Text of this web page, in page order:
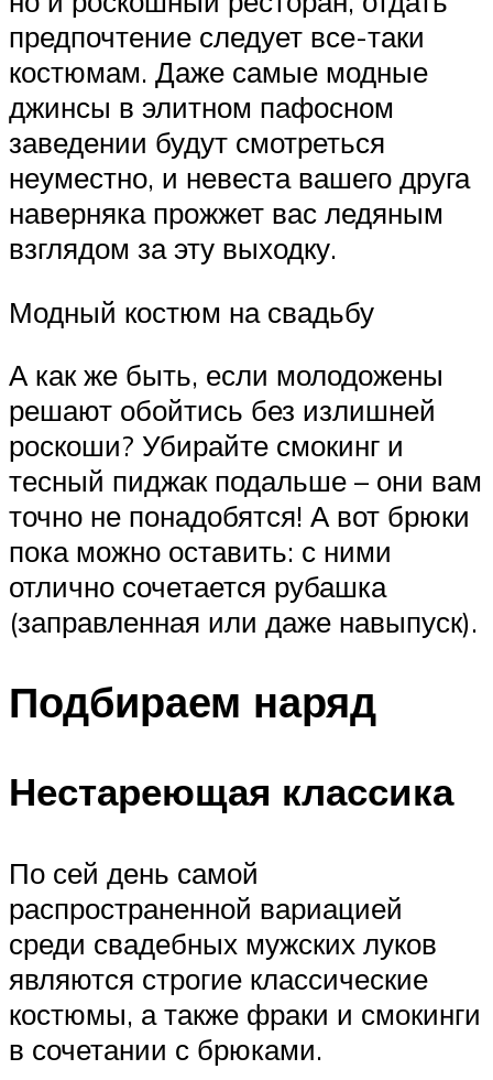
предпочтение следует все-таки
костюмам. Даже самые модные
джинсы в элитном пафосном
заведении будут смотреться
неуместно, и невеста вашего друга
наверняка прожжет вас ледяным
взглядом за эту выходку.
Модный костюм на свадьбу
А как же быть, если молодожены
решают обойтись без излишней
роскоши? Убирайте смокинг и
тесный пиджак подальше – они вам
точно не понадобятся! А вот брюки
пока можно оставить: с ними
отлично сочетается рубашка
(заправленная или даже навыпуск).
Подбираем наряд
Нестареющая классика
По сей день самой
распространенной вариацией
среди свадебных мужских луков
являются строгие классические
костюмы, а также фраки и смокинги
в сочетании с брюками.